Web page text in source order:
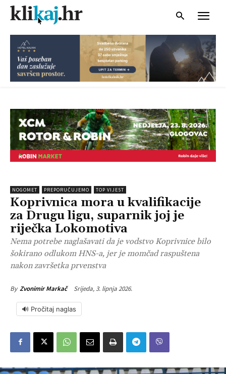
NOGOMET PREPORUČUJEMO TOP VIJEST
Koprivnica mora u kvalifikacije
za Drugu ligu, suparnik joj je
riječka Lokomotiva
Nema potrebe naglašavati da je vodstvo Koprivnice bilo
šokirano odlukom HNS-a, jer je momčad raspuštena
nakon završetka prvenstva
By Zvonimir Markač Srijeda, 3. lipnja 2026.
🔊 Pročitaj naglas